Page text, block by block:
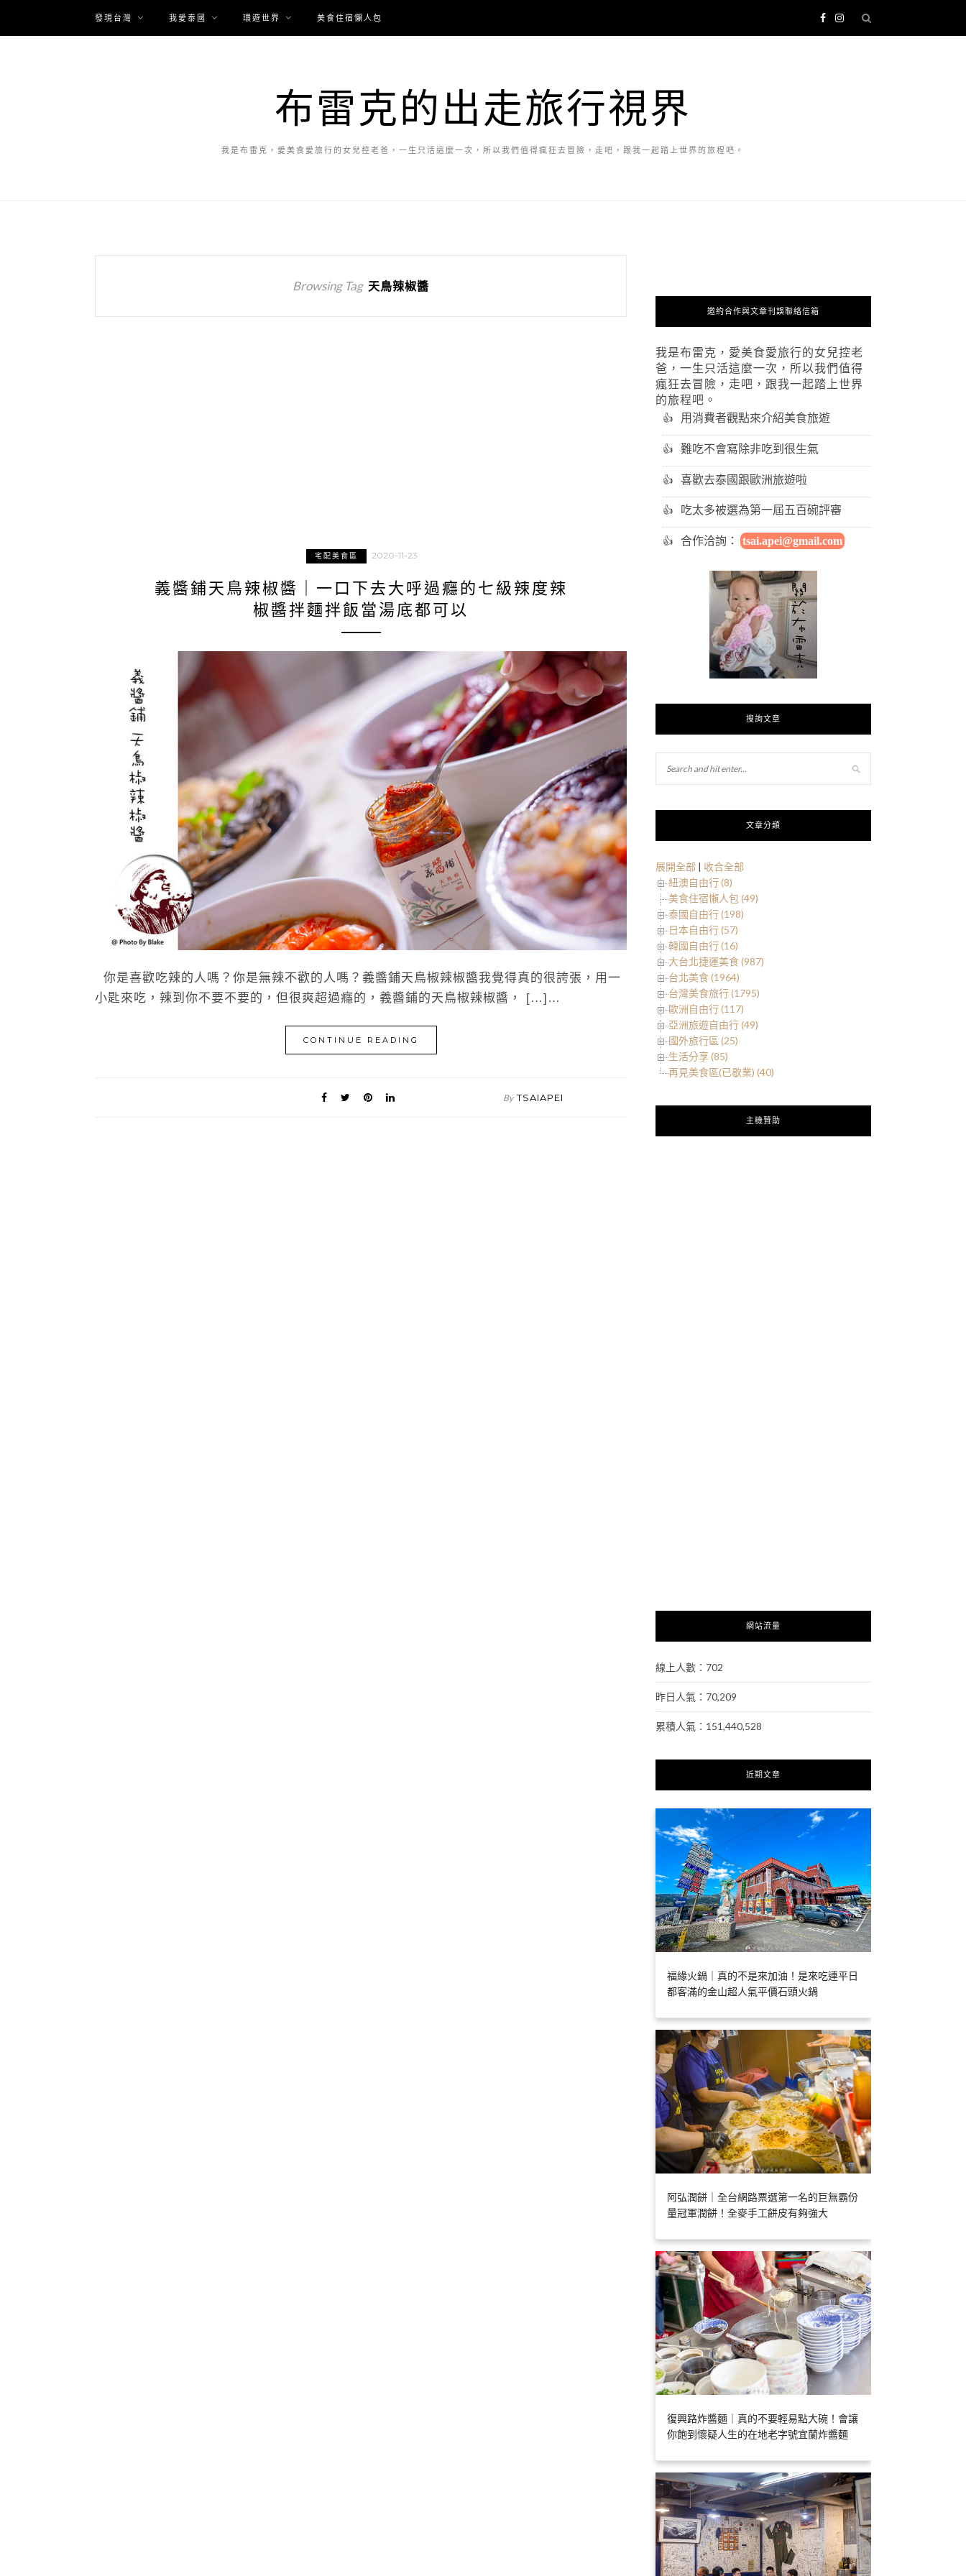
發現台灣 我愛泰國 環遊世界 美食住宿懶人包
布雷克的出走旅行視界
我是布雷克，愛美食愛旅行的女兒控老爸，一生只活這麼一次，所以我們值得瘋狂去冒險，走吧，跟我一起踏上世界的旅程吧。
Browsing Tag 天鳥辣椒醬
宅配美食區 2020-11-23
義醬鋪天鳥辣椒醬｜一口下去大呼過癮的七級辣度辣
椒醬拌麵拌飯當湯底都可以
你是喜歡吃辣的人嗎？你是無辣不歡的人嗎？義醬鋪天鳥椒辣椒醬我覺得真的很誇張，用一
小匙來吃，辣到你不要不要的，但很爽超過癮的，義醬鋪的天鳥椒辣椒醬， […]…
CONTINUE READING
By TSAIAPEI
邀約合作與文章刊誤聯絡信箱
我是布雷克，愛美食愛旅行的女兒控老
爸，一生只活這麼一次，所以我們值得
瘋狂去冒險，走吧，跟我一起踏上世界
的旅程吧。
用消費者觀點來介紹美食旅遊
難吃不會寫除非吃到很生氣
喜歡去泰國跟歐洲旅遊啦
吃太多被選為第一屆五百碗評審
合作洽詢： tsai.apei@gmail.com
搜詢文章
文章分類
展開全部 | 收合全部
紐澳自由行 (8)
美食住宿懶人包 (49)
泰國自由行 (198)
日本自由行 (57)
韓國自由行 (16)
大台北捷運美食 (987)
台北美食 (1964)
台灣美食旅行 (1795)
歐洲自由行 (117)
亞洲旅遊自由行 (49)
國外旅行區 (25)
生活分享 (85)
再見美食區(已歇業) (40)
主機贊助
網站流量
線上人數：702
昨日人氣：70,209
累積人氣：151,440,528
近期文章
福緣火鍋｜真的不是來加油！是來吃連平日
都客滿的金山超人氣平價石頭火鍋
阿弘潤餅｜全台網路票選第一名的巨無霸份
量冠軍潤餅！全麥手工餅皮有夠強大
復興路炸醬麵｜真的不要輕易點大碗！會讓
你飽到懷疑人生的在地老字號宜蘭炸醬麵